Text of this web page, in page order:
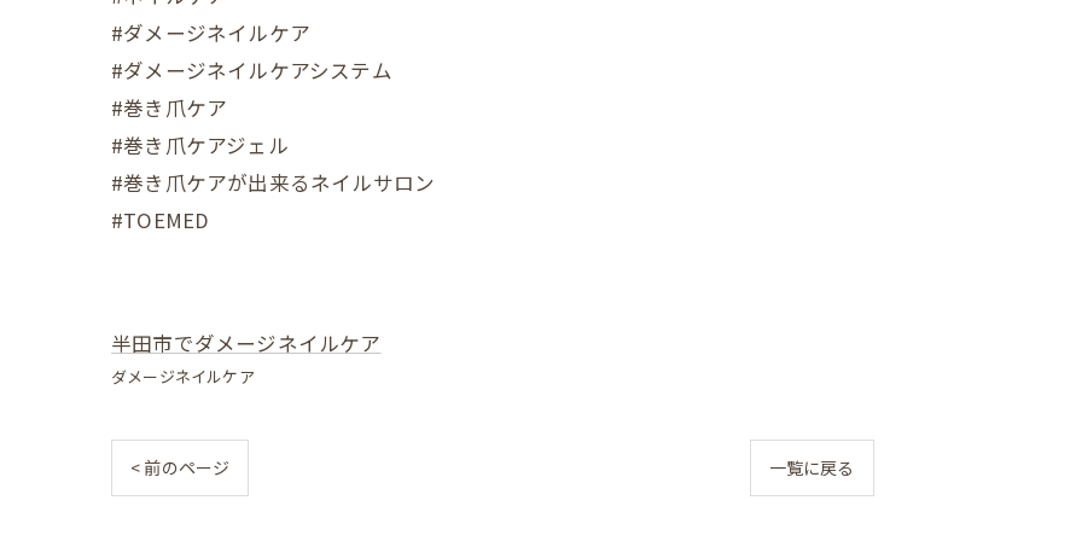
#ダメージネイルケア
#ダメージネイルケアシステム
#巻き爪ケア
#巻き爪ケアジェル
#巻き爪ケアが出来るネイルサロン
#TOEMED
半田市でダメージネイルケア
ダメージネイルケア
< 前のページ 一覧に戻る